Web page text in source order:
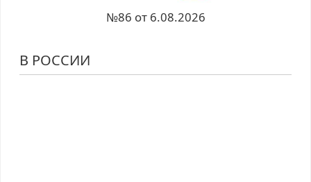
№86 от 6.08.2026
В РОССИИ